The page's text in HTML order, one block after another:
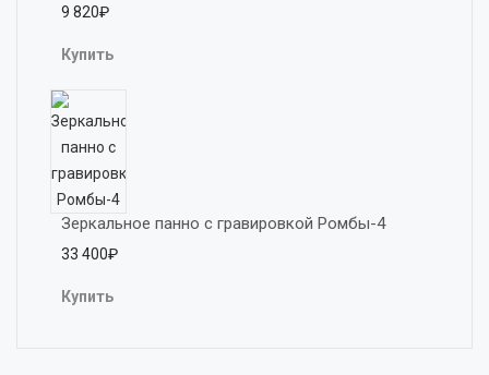
9 820₽
Купить
Зеркальное панно с гравировкой Ромбы-4
33 400₽
Купить